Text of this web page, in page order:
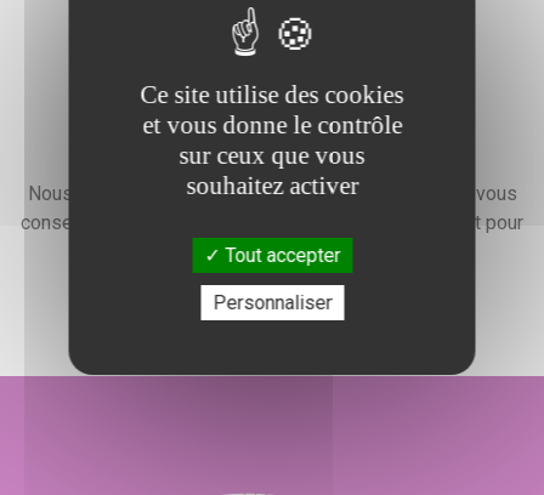
Devis gratuit
Nous faisons preuve d'une grande disponibilité pour vous
conseiller, vous renseigner et élaborer un devis gratuit pour
l'organisation de votre événement.
Ce site utilise des cookies
et vous donne le contrôle
sur ceux que vous
souhaitez activer
Tout accepter
Personnaliser